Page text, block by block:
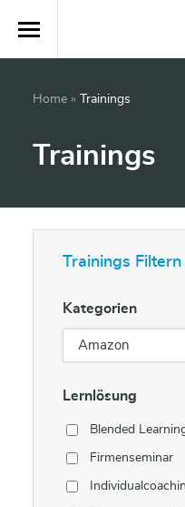
Home » Trainings
Trainings
Trainings Filtern
Kategorien
Lernlösung
Blended
Firmenseminar